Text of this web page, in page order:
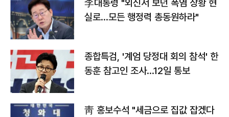
李대통령 "외신서 보던 폭염 상황 현
실로…모든 행정력 총동원하라"
종합특검, '계엄 당정대 회의 참석' 한
동훈 참고인 조사...12일 통보
靑 홍보수석 "세금으로 집값 잡겠다